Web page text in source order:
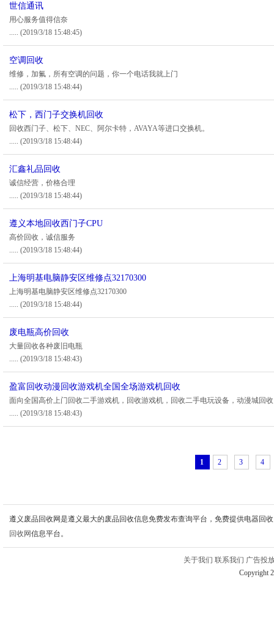
世信通讯
用心服务值得信奈
..... (2019/3/18 15:48:45)
空调回收
维修，加氟，所有空调的问题，你一个电话我就上门
..... (2019/3/18 15:48:44)
松下，西门子交换机回收
回收西门子、松下、NEC、阿尔卡特，AVAYA等进口交换机。
..... (2019/3/18 15:48:44)
汇鑫礼品回收
诚信经营，价格合理
..... (2019/3/18 15:48:44)
遵义本地回收西门子CPU
高价回收，诚信服务
..... (2019/3/18 15:48:44)
上海明基电脑静安区维修点32170300
上海明基电脑静安区维修点32170300
..... (2019/3/18 15:48:44)
废电瓶高价回收
大量回收各种废旧电瓶
..... (2019/3/18 15:48:43)
盈富回收动漫回收游戏机全国全场游戏机回收
面向全国高价上门回收二手游戏机，回收游戏机，回收二手电玩设备，动漫城回收
..... (2019/3/18 15:48:43)
1 2 3 4
遵义废品回收网是遵义最大的废品回收信息免费发布查询平台，免费提供电器回
回收网信息平台。
关于我们 联系我们 广告投
Copyright